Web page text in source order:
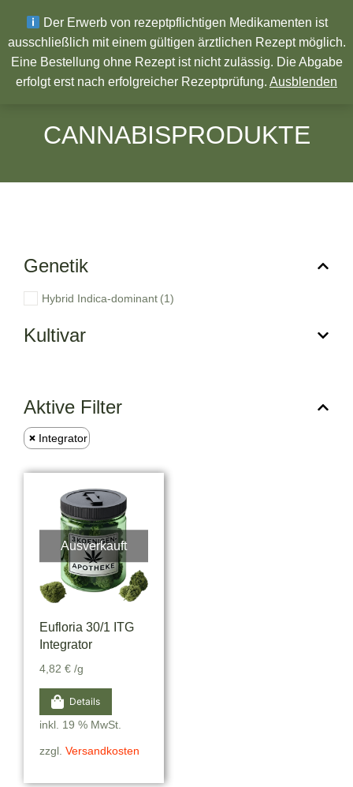
Wir wünschen ein Frohes neues Jahr!
CANNABISPRODUKTE
Genetik
Hybrid Indica-dominant (1)
Kultivar
Aktive Filter
Integrator
Ausverkauft
Eufloria 30/1 ITG
Integrator
4,82 € /g
Details
inkl. 19 % MwSt.
zzgl. Versandkosten
Der Erwerb von rezeptpflichtigen Medikamenten ist
ausschließlich mit einem gültigen ärztlichen Rezept möglich.
Eine Bestellung ohne Rezept ist nicht zulässig. Die Abgabe
erfolgt erst nach erfolgreicher Rezeptprüfung. Ausblenden